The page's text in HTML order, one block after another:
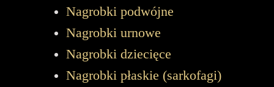
Nagrobki podwójne
Nagrobki urnowe
Nagrobki dziecięce
Nagrobki płaskie (sarkofagi)